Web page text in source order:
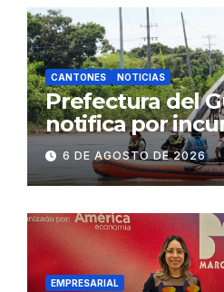
CANTONES NOTICIAS
Prefectura del
notifica por
contractual a la
Concesionaria
exige celeridad
desmontaje del
Gonzalo Icaza
Daule
6 DE AGOSTO DE 2026
EMPRESARIAL